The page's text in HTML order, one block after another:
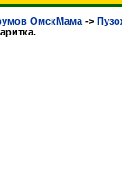
ОмскМама ->